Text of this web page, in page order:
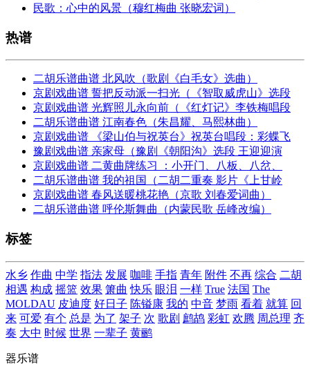
民歌：心中的风景（穆红梅曲 张晓宏词）
热谱
二胡乐谱曲谱 北风吹（歌剧《白毛女》选曲）
京剧戏曲谱 誓把反动派一扫光（《智取威虎山》选段
京剧戏曲谱 光辉照儿永向前（《红灯记》李铁梅唱段
二胡乐谱曲谱 江南春色（朱昌耀、马熙林曲）
京剧戏曲谱 《梁山伯与祝英台》祝英台唱段：彩蝶飞
豫剧戏曲谱 亲家母（豫剧《朝阳沟》选段 王迎迎演
京剧戏曲谱 二黄曲牌练习 ：小开门、八板、八岔、
二胡乐谱曲谱 我的祖国（二胡二重奏 影片《上甘岭
京剧戏曲谱 春风送暖桃花艳（京歌 刘春爱词曲）
二胡乐谱曲谱 呼伦斯舞曲（内蒙民歌 岳峰改编）
标签
水乡 作曲 中学 指法 发展 咖啡 手指 青年 附件 不再 综合 二胡
相遇 构成 摇篮 效果 箫曲 快乐 眼泪 一样 True 法国 The
MOLDAU 皮迪度 好日子 陈镒康 我的 中音 梦雨 看着 就算 回
来 可爱 有个 总是 为了 架子 次 歌剧 鹧鸪 彩虹 欢腾 周总理 齐
奏 大中 时候 世界 一辈子 黄鹂
器乐谱